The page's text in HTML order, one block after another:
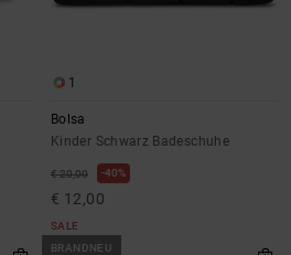
1
Bolsa
Kinder Schwarz Badeschuhe
€ 20,00 40%
€ 12,00
SALE
BRANDNEU